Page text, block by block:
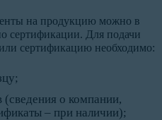
на продукцию можно в
сертификации. Для подачи
сертификацию необходимо:
(сведения о компании,
– при наличии);